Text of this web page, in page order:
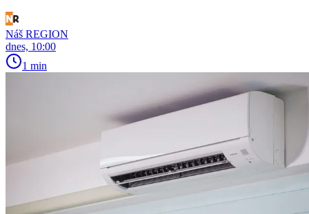
Náš REGION
dnes, 10:00
1 min